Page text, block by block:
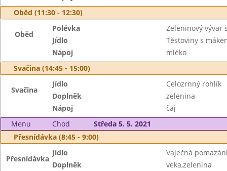
Oběd (11:30 - 12:30)
Oběd
Polévka
Zeleninový vývar
Jídlo
Těstoviny s
Nápoj
mléko
Svačina (14:45 - 15:00)
Svačina
Jídlo
Celozrnný rohlík
Doplněk
zelenina
Nápoj
čaj
Menu
Chod
Středa 5. 5. 2021
Přesnídávka (8:45 - 9:00)
Přesnídávka
Jídlo
Vaječná
Doplněk
veka,zelenina